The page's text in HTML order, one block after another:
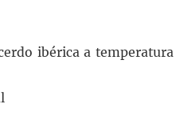
ibérica a temperatura